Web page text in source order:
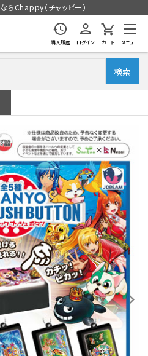
らChappy（チャッピー）
購入履歴 ログイン カート メニュー
検索
会員登録
チェック